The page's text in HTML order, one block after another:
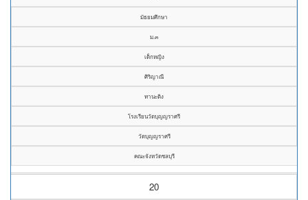
มัธยมศึกษา
ม.๓
เด็กหญิง
ศิริญาณี
ทานะติง
โรงเรียนวัดบุญญราศรี
วัดบุญญราศรี
คณะจังหวัดชลบุรี
20